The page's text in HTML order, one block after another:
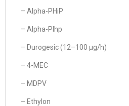
– Alpha-PHiP
– Alpha-PIhp
– Durogesic (12–100 µg/h)
– 4-MEC
– MDPV
– Ethylon